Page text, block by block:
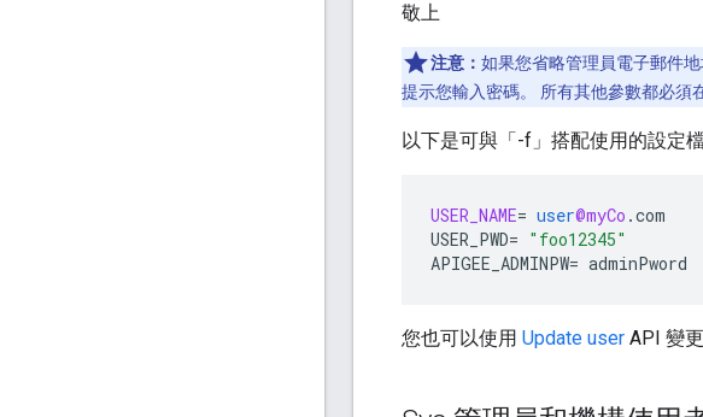
敬上
注意： 如果您省略管理員電子郵件
提示您輸入密碼。 所有其他參數都必須
以下是可與「-f」搭配使用的設定
USER_NAME= user@myCo .com
USER_PWD= "foo12345"
APIGEE_ADMINPW= adminPword
您也可以使用 Update user API 變